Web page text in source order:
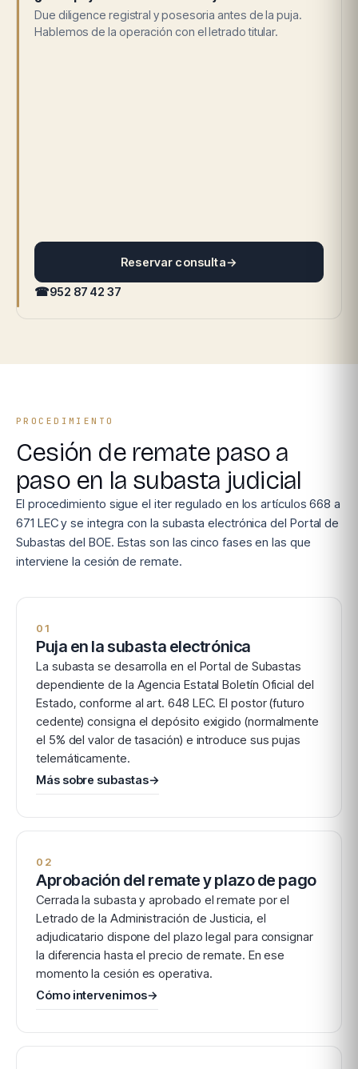
Due diligence registral y posesoria antes de la puja.
Hablemos de la operación con el letrado titular.
Reservar consulta→
☎952 87 42 37
PROCEDIMIENTO
Cesión de remate paso a
paso en la subasta judicial
El procedimiento sigue el iter regulado en los artículos 668 a
671 LEC y se integra con la subasta electrónica del Portal de
Subastas del BOE. Estas son las cinco fases en las que
interviene la cesión de remate.
01
Puja en la subasta electrónica
La subasta se desarrolla en el Portal de Subastas
dependiente de la Agencia Estatal Boletín Oficial del
Estado, conforme al art. 648 LEC. El postor (futuro
cedente) consigna el depósito exigido (normalmente
el 5% del valor de tasación) e introduce sus pujas
telemáticamente.
Más sobre subastas→
02
Aprobación del remate y plazo de pago
Cerrada la subasta y aprobado el remate por el
Letrado de la Administración de Justicia, el
adjudicatario dispone del plazo legal para consignar
la diferencia hasta el precio de remate. En ese
momento la cesión es operativa.
Cómo intervenimos→